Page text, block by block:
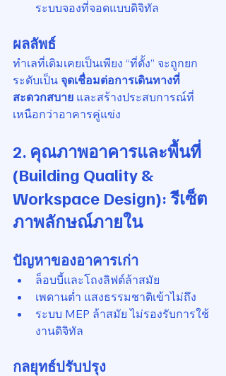
ระบบจองที่จอดแบบดิจิทัล
ผลลัพธ์
ทำเลที่เดิมเคยเป็นเพียง “ที่ตั้ง” จะถูกยก
ระดับเป็น จุดเชื่อมต่อการเดินทางที่
สะดวกสบาย และสร้างประสบการณ์ที่
เหนือกว่าอาคารคู่แข่ง
2. คุณภาพอาคารและพื้นที่
(Building Quality &
Workspace Design): รีเซ็ต
ภาพลักษณ์ภายใน
ปัญหาของอาคารเก่า
ล็อบบี้และโถงลิฟต์ล้าสมัย
เพดานต่ำ แสงธรรมชาติเข้าไม่ถึง
ระบบ MEP ล้าสมัย ไม่รองรับการใช้
งานดิจิทัล
กลยุทธ์ปรับปรุง